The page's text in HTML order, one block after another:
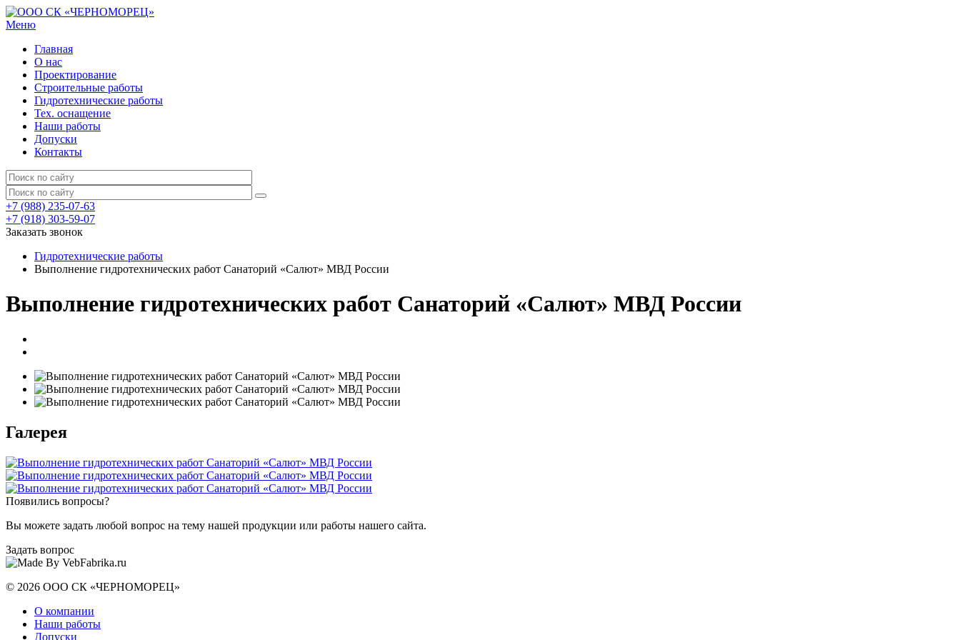
Меню
Главная
О нас
Проектирование
Строительные работы
Гидротехнические работы
Тех. оснащение
Наши работы
Допуски
Контакты
+7 (988) 235-07-63
+7 (918) 303-59-07
Заказать звонок
Гидротехнические работы
Выполнение гидротехнических работ Санаторий «Салют» МВД России
Выполнение гидротехнических работ Санаторий «Салют» МВД России
Галерея
Появились вопросы?
Вы можете задать любой вопрос на тему нашей продукции или работы нашего сайта.
Задать вопрос
© 2026 ООО СК «ЧЕРНОМОРЕЦ»
О компании
Наши работы
Допуски